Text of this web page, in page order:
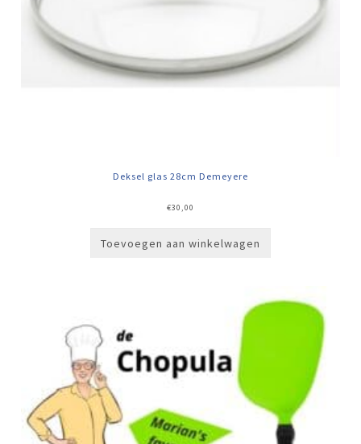
Deksel glas 28cm Demeyere
€30,00
Toevoegen aan winkelwagen